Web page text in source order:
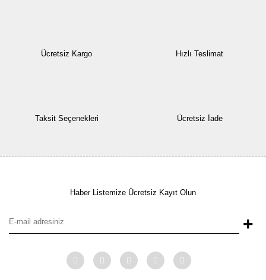
Ücretsiz Kargo Hızlı Teslimat
Taksit Seçenekleri Ücretsiz İade
Haber Listemize Ücretsiz Kayıt Olun
+